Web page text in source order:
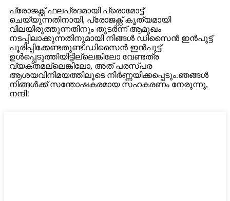
പ്രോജക്റ്റ് ഫലപ്രദമായി പ്രൊമോട്ട്
ചെയ്യുന്നതിനായി, പ്രോജക്റ്റ് കൃത്യമായി
വിലയിരുത്തുന്നതിനും തുടർന്ന് ആമുഖം
നടപ്പിലാക്കുന്നതിനുമായി നിങ്ങൾ ഡിസൈൻ ഇൻപുട്ട്
പൂരിപ്പിക്കേണ്ടതുണ്ട്.ഡിസൈൻ ഇൻപുട്ട്
ഉൾപ്പെടുത്തിയിട്ടില്ലെങ്കിലോ വേണ്ടത്ര
വ്യക്തമല്ലെങ്കിലോ, അത് പരസ്പര
ആശയവിനിമയത്തിലൂടെ നിർണ്ണയിക്കപ്പെടും.ഞങ്ങൾ
നിങ്ങൾക്ക് സന്തോഷകരമായ സഹകരണം നേരുന്നു,
നന്ദി!